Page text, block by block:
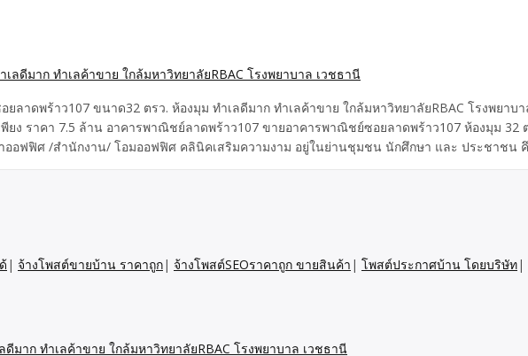
าดพร้าว107 ขนาด32 ตรว. ห้องมุม ทำเลดีมาก ทำเลค้าขาย ใกล้มหาวิทยาลัยRBAC โรงพยาบ
ง ราคา 7.5 ล้าน อาคารพาณิชย์ลาดพร้าว107 ขายอาคารพาณิชย์ซอยลาดพร้าว107 ห้องมุม 32
ำออฟฟิศ /สำนักงาน/ โอมออฟฟิศ คลินิคเสริมความงาม อยู่ในย่านชุมชน นักศึกษา และ ประชาชน
| จ้างโพสต์ขายบ้าน ราคาถูก| จ้างโพสต์SEOราคาถูก ขายสินค้า | โพสต์ประกาศบ้าน โดยบริษัท|